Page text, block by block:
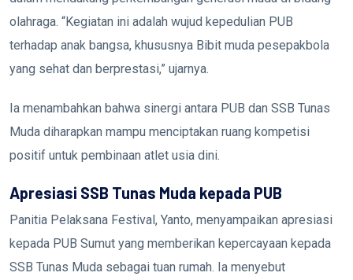
olahraga. “Kegiatan ini adalah wujud kepedulian PUB
terhadap anak bangsa, khususnya Bibit muda pesepakbola
yang sehat dan berprestasi,” ujarnya.
Ia menambahkan bahwa sinergi antara PUB dan SSB Tunas
Muda diharapkan mampu menciptakan ruang kompetisi
positif untuk pembinaan atlet usia dini.
Apresiasi SSB Tunas Muda kepada PUB
Panitia Pelaksana Festival, Yanto, menyampaikan apresiasi
kepada PUB Sumut yang memberikan kepercayaan kepada
SSB Tunas Muda sebagai tuan rumah. Ia menyebut